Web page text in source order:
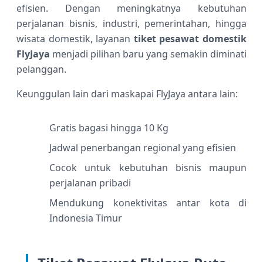
efisien. Dengan meningkatnya kebutuhan
perjalanan bisnis, industri, pemerintahan, hingga
wisata domestik, layanan tiket pesawat domestik
FlyJaya menjadi pilihan baru yang semakin diminati
pelanggan.
Keunggulan lain dari maskapai FlyJaya antara lain:
Gratis bagasi hingga 10 Kg
Jadwal penerbangan regional yang efisien
Cocok untuk kebutuhan bisnis maupun
perjalanan pribadi
Mendukung konektivitas antar kota di
Indonesia Timur